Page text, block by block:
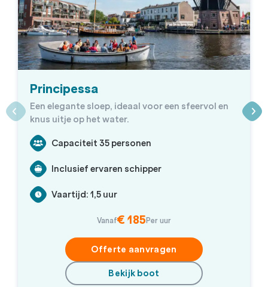
Principessa
Een elegante sloep, ideaal voor een sfeervol en
knus uitje op het water.
Capaciteit 35 personen
Inclusief ervaren schipper
Vaartijd: 1,5 uur
Vanaf€ 185Per uur
Offerte aanvragen
Bekijk boot